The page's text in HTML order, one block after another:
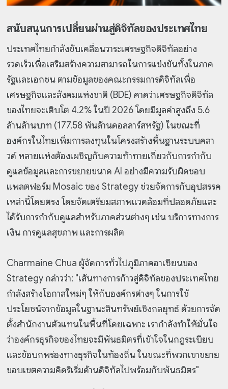
สนับสนุนการเปลี่ยนผ่านสู่ดิจิทัลของประเทศไทย
ประเทศไทยกำลังขับเคลื่อนวาระเศรษฐกิจดิจิทัลอย่าง
รวดเร็วเพื่อเสริมสร้างความสามารถในการแข่งขันทั้งในภาค
รัฐและเอกชน ตามข้อมูลของคณะกรรมการดิจิทัลเพื่อ
เศรษฐกิจและสังคมแห่งชาติ (BDE) คาดว่าเศรษฐกิจดิจิทัล
ของไทยจะเติบโต 4.2% ในปี 2026 โดยมีมูลค่าสูงถึง 5.6
ล้านล้านบาท (177.58 พันล้านดอลลาร์สหรัฐ) ในขณะที่
องค์กรในไทยเพิ่มการลงทุนในโครงสร้างพื้นฐานระบบคลา
วด์ หลายแห่งต้องเผชิญกับความท้าทายเกี่ยวกับการกำกับ
ดูแลข้อมูลและการขยายขนาด AI อย่างมีความรับผิดชอบ
แพลตฟอร์ม Mosaic ของ Strategy ช่วยจัดการกับอุปสรรค
เหล่านี้โดยตรง โดยจัดเตรียมสภาพแวดล้อมที่ปลอดภัยและ
ได้รับการกำกับดูแลสำหรับภาคส่วนต่างๆ เช่น บริการทางการ
เงิน การดูแลสุขภาพ และการผลิต
Charmaine Chua ผู้จัดการทั่วไปภูมิภาคอาเซียนของ
Strategy กล่าวว่า: "เส้นทางการก้าวสู่ดิจิทัลของประเทศไทย
กำลังสร้างโอกาสใหม่ๆ ให้กับองค์กรต่างๆ ในการใช้
ประโยชน์จากข้อมูลในฐานะสินทรัพย์เชิงกลยุทธ์ ด้วยการจัด
ตั้งสำนักงานตัวแทนในพื้นที่โดยเฉพาะ เรากำลังทำให้มั่นใจ
ว่าองค์กรธุรกิจของไทยจะมีพันธมิตรที่เข้าใจในกฎระเบียบ
และข้อบกพร่องทางธุรกิจในท้องถิ่น ในขณะที่พวกเขาขยาย
ขอบเขตความคิดริเริ่มด้านดิจิทัลไปพร้อมกับพันธมิตร"